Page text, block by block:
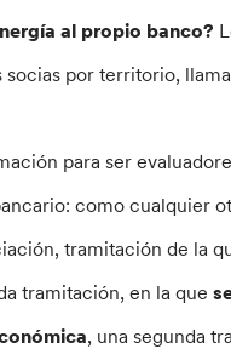
al propio banco?
por territorio,
para ser
como cualquier
tramitación de la
tramitación, en la que
, una segunda